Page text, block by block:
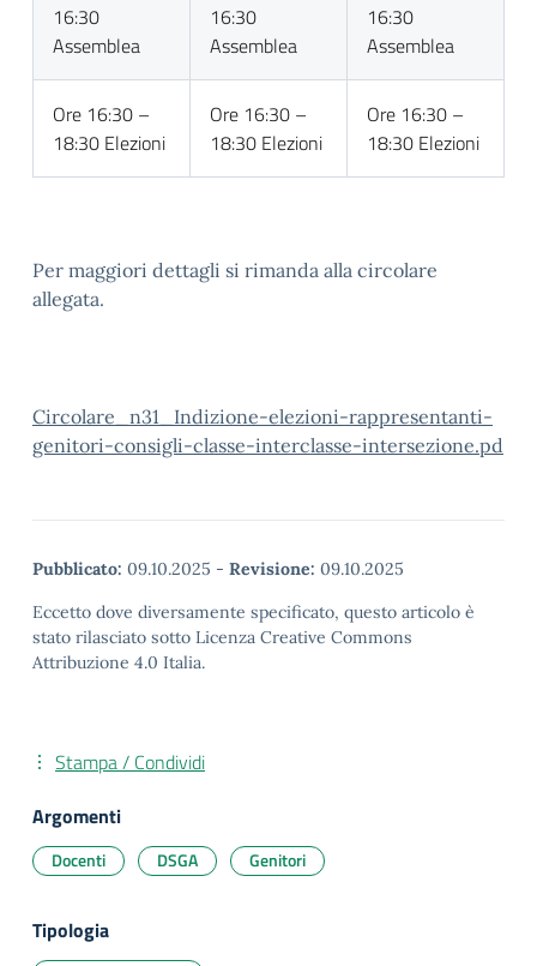
16:30
Assemblea
16:30
Assemblea
16:30
Assemblea
Ore 16:30 –
18:30 Elezioni
Ore 16:30 –
18:30 Elezioni
Ore 16:30 –
18:30 Elezioni
Per maggiori dettagli si rimanda alla circolare
allegata.
Circolare_n31_Indizione-elezioni-rappresentanti-
genitori-consigli-classe-interclasse-intersezione.pd
Pubblicato: 09.10.2025 - Revisione: 09.10.2025
Eccetto dove diversamente specificato, questo articolo è
stato rilasciato sotto Licenza Creative Commons
Attribuzione 4.0 Italia.
Stampa / Condividi
Argomenti
Docenti DSGA Genitori
Tipologia